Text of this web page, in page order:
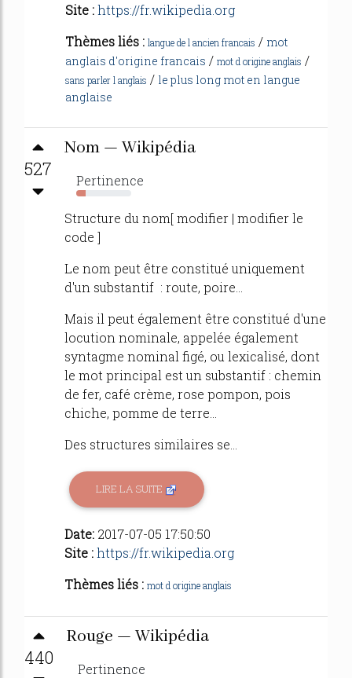
Site :https://fr.wikipedia.org
Thèmes liés : langue de l ancien francais / mot
anglais d'origine francais / mot d origine anglais /
sans parler l anglais / le plus long mot en langue
anglaise
527
Nom — Wikipédia
Pertinence
17%
Structure du nom[ modifier | modifier le
code ]
Le nom peut être constitué uniquement
d'un substantif : route, poire...
Mais il peut également être constitué d'une
locution nominale, appelée également
syntagme nominal figé, ou lexicalisé, dont
le mot principal est un substantif : chemin
de fer, café crème, rose pompon, pois
chiche, pomme de terre...
Des structures similaires se...
LIRE LA SUITE
Date: 2017-07-05 17:50:50
Site :https://fr.wikipedia.org
Thèmes liés : mot d origine anglais
440
Rouge — Wikipédia
Pertinence